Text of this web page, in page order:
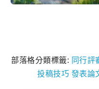
部落格分類標籤: 同行評
投稿技巧 發表論